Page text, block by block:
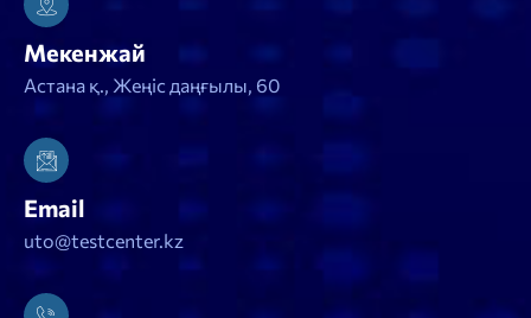
Мекенжай
Астана қ., Жеңіс даңғылы, 60
Email
uto@testcenter.kz